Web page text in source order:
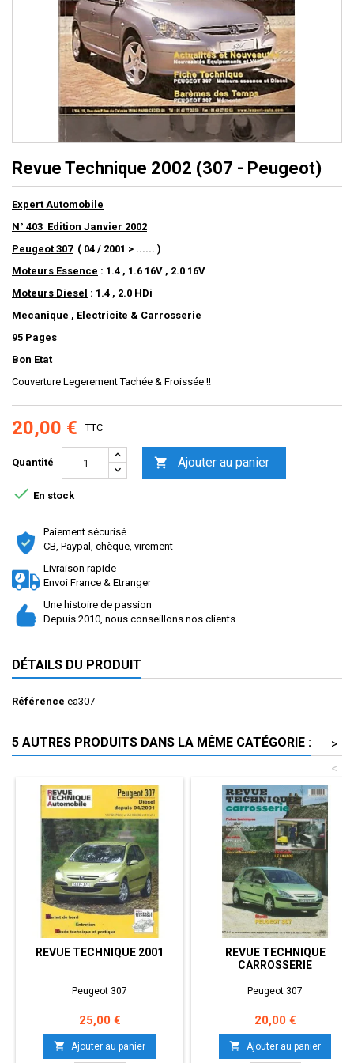
Revue Technique 2002 (307 - Peugeot)
Expert Automobile
N° 403 Edition Janvier 2002
Peugeot 307( 04 / 2001 > ...... )
Moteurs Essence : 1.4 , 1.6 16V , 2.0 16V
Moteurs Diesel : 1.4 , 2.0 HDi
Mecanique , Electricite & Carrosserie
95 Pages
Bon Etat
Couverture Legerement Tachée & Froissée !!
20,00 € TTC
Quantité  Ajouter au panier
 En stock
Paiement sécurisé
CB, Paypal, chèque, virement
Livraison rapide
Envoi France & Etranger
Une histoire de passion
Depuis 2010, nous conseillons nos clients.
DÉTAILS DU PRODUIT
Référence ea307
5 AUTRES PRODUITS DANS LA MÊME CATÉGORIE :
>
<
REVUE TECHNIQUE 2001
Peugeot 307
Prix
25,00 €
 Ajouter au panier
REVUE TECHNIQUE
CARROSSERIE
Peugeot 307
Prix
20,00 €
 Ajouter au panier